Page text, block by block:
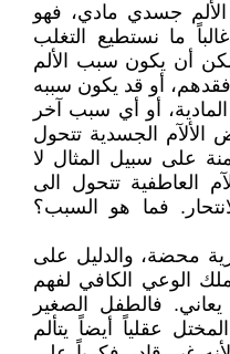
جسدي مادي، فهو
ما نستطيع التغلب
أن يكون سبب الألم
أو قد يكون سببه
أو أي سبب آخر
الألآم الجسدية تتحول
على سبيل المثال لا
العاطفية تتحول الى
فما هو السبب؟
محضة، والدليل على
الوعي الكافي لفهم
يعاني. فالطفل الصغير
عقلياً أيضاً يتألم